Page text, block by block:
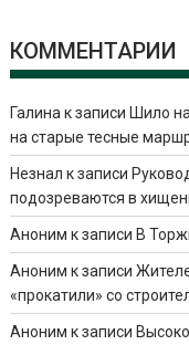
КОММЕНТАРИИ
Галинак записи Шило
на старые тесные
Незнал к записи
подозреваются в
Аноним к записи В
Аноним к записи
«прокатили» со
Аноним к записи